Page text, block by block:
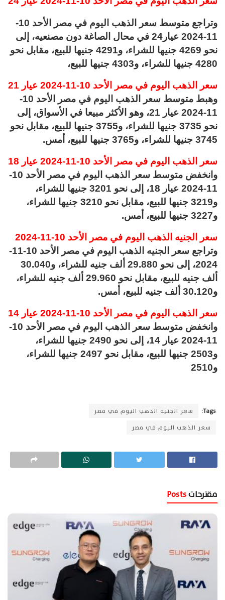
وتراجع متوسط سعر الذهب اليوم في مصر الأحد 10-
11-2024 عيار24 في محال الصاغة دون مصنعيه، إلى
نحو 4269 جنيها للشراء، و4291 جنيها للبيع، مقابل نحو
4280 جنيها للشراء، و4303 جنيها للبيع،
سعر الذهب اليوم في مصر الأحد 10-11-2024 عيار 21
وهبط متوسط سعر الذهب اليوم في مصر الأحد 10-
11-2024 عيار 21، وهو الأكثر مبيعا في الأسواق، إلى
نحو 3735 جنيها للشراء، و3755 جنيها للبيع، مقابل نحو
3745 جنيها للشراء، و3765 جنيها للبيع، أمس.
سعر الذهب اليوم في مصر الأحد 10-11-2024 عيار 18
وانخفض متوسط سعر الذهب اليوم في مصر الأحد 10-
11-2024 عيار 18، إلى نحو 3201 جنيها للشراء،
و3219 جنيها للبيع، مقابل نحو 3210 جنيها للشراء،
و3227 جنيها للبيع، أمس.
سعر الجنيه الذهب اليوم في مصر الأحد 10-11-2024
وتراجع سعر الجنيه الذهب اليوم في مصر الأحد 10-11-
2024، إلى نحو 29.880 ألف جنيه للشراء، و30.040
ألف جنيه للبيع، مقابل نحو 29.960 ألف جنيه للشراء،
و30.120 ألف جنيه للبيع، أمس.
سعر الذهب اليوم في مصر الأحد 10-11-2024 عيار 14
وانخفض متوسط سعر الذهب اليوم في مصر الأحد 10-
11-2024 عيار 14، إلى نحو 2490 جنيها للشراء،
و2503 جنيها للبيع، مقابل نحو 2497 جنيها للشراء،
و2510
Tags:
سعر الجنيه الذهب اليوم في مصر
سعر الذهب اليوم في مصر
مقترحات